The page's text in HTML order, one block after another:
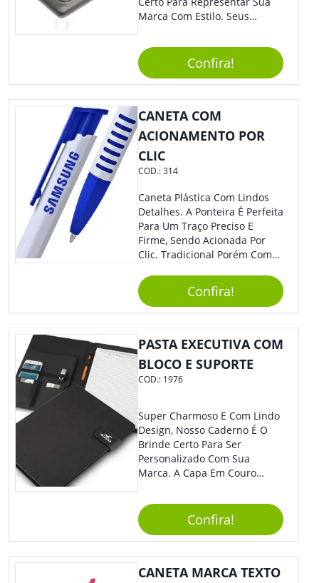
Marca Com Estilo. Seus
Adorar.
Confira!
CANETA COM
ACIONAMENTO POR
CLIC
COD.:314
Caneta Plástica Com Lindos
Detalhes. A Ponteira É Perfeita
Para Um Traço Preciso E
Firme, Sendo Acionada Por
Clic. Tradicional Porém Com
Toda Diferença.
Confira!
PASTA EXECUTIVA COM
BLOCO E SUPORTE
COD.: 1976
Super Charmoso E Com Lindo
Design, Nosso Caderno É O
Brinde Certo Para Ser
Personalizado Com Sua
Marca. A Capa Em Couro
Elástico Permite Maior
Segurança Ao Carregá-Lo.
Ofereça A Seus Clientes E
Colaboradores, Sem Dúvidas
Eles Irão Adorar.
Confira!
CANETA MARCA TEXTO